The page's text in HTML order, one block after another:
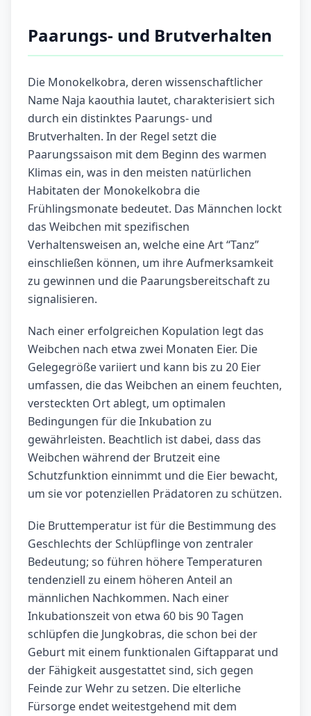
Paarungs- und Brutverhalten
Die Monokelkobra, deren wissenschaftlicher
Name Naja kaouthia lautet, charakterisiert sich
durch ein distinktes Paarungs- und
Brutverhalten. In der Regel setzt die
Paarungssaison mit dem Beginn des warmen
Klimas ein, was in den meisten natürlichen
Habitaten der Monokelkobra die
Frühlingsmonate bedeutet. Das Männchen lockt
das Weibchen mit spezifischen
Verhaltensweisen an, welche eine Art “Tanz”
einschließen können, um ihre Aufmerksamkeit
zu gewinnen und die Paarungsbereitschaft zu
signalisieren.
Nach einer erfolgreichen Kopulation legt das
Weibchen nach etwa zwei Monaten Eier. Die
Gelegegröße variiert und kann bis zu 20 Eier
umfassen, die das Weibchen an einem feuchten,
versteckten Ort ablegt, um optimalen
Bedingungen für die Inkubation zu
gewährleisten. Beachtlich ist dabei, dass das
Weibchen während der Brutzeit eine
Schutzfunktion einnimmt und die Eier bewacht,
um sie vor potenziellen Prädatoren zu schützen.
Die Bruttemperatur ist für die Bestimmung des
Geschlechts der Schlüpflinge von zentraler
Bedeutung; so führen höhere Temperaturen
tendenziell zu einem höheren Anteil an
männlichen Nachkommen. Nach einer
Inkubationszeit von etwa 60 bis 90 Tagen
schlüpfen die Jungkobras, die schon bei der
Geburt mit einem funktionalen Giftapparat und
der Fähigkeit ausgestattet sind, sich gegen
Feinde zur Wehr zu setzen. Die elterliche
Fürsorge endet weitestgehend mit dem